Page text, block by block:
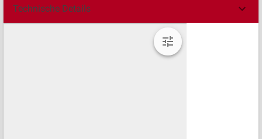
Technische Details